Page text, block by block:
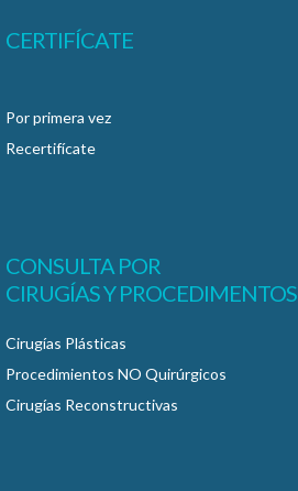
CERTIFÍCATE
Por primera vez
Recertifícate
CONSULTA POR
CIRUGÍAS Y PROCEDIMENTOS
Cirugías Plásticas
Procedimientos NO Quirúrgicos
Cirugías Reconstructivas